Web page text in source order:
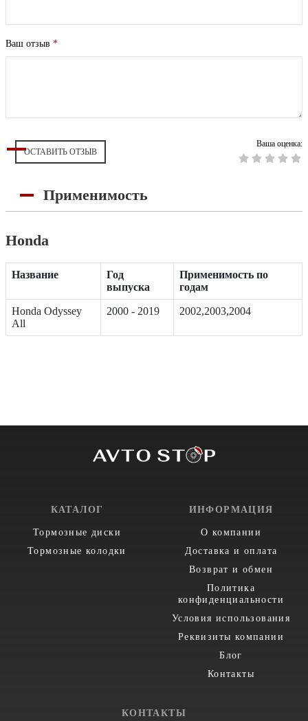
Ваш отзыв *
ОСТАВИТЬ ОТЗЫВ
Ваша оценка:
Применимость
Honda
Название
Год
выпуска
Применимость по
годам
Honda Odyssey
All
2000 - 2019 2002,2003,2004
КАТАЛОГ
Тормозные диски
Тормозные колодки
ИНФОРМАЦИЯ
О компании
Доставка и оплата
Возврат и обмен
Политика
конфиденциальности
Условия использования
Реквизиты компании
Блог
Контакты
КОНТАКТЫ